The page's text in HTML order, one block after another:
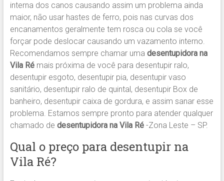
interna dos canos causando assim um problema ainda
maior, não usar hastes de ferro, pois nas curvas dos
encanamentos geralmente tem rosca ou cola se você
forçar pode deslocar causando um vazamento interno.
Recomendamos sempre chamar uma desentupidora na
Vila Rémais próxima de você para desentupir ralo,
desentupir esgoto, desentupir pia, desentupir vaso
sanitário, desentupir ralo de quintal, desentupir Box de
banheiro, desentupir caixa de gordura, e assim sanar esse
problema. Estamos sempre pronto para atender qualquer
chamado de desentupidora na Vila Ré-Zona Leste – SP.
Qual o preço para desentupir na
Vila Ré?